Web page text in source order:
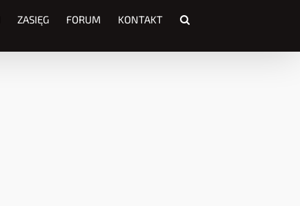
ZASIĘG FORUM KONTAKT